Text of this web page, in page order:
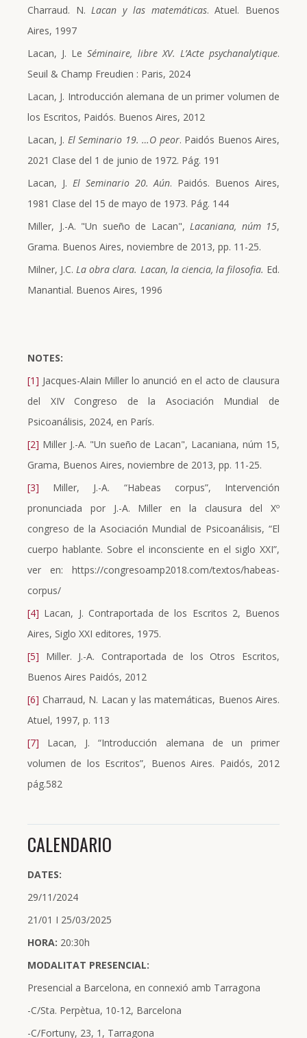
Charraud. N.Lacan y las matemáticas. Atuel. Buenos
Aires, 1997
Lacan, J. LeSéminaire, libre XV. L’Acte psychanalytique.
Seuil & Champ Freudien : Paris, 2024
Lacan, J. Introducción alemana de un primer volumen de
los Escritos, Paidós. Buenos Aires, 2012
Lacan, J. El Seminario 19. …O peor. Paidós Buenos Aires,
2021 Clase del 1 de junio de 1972. Pág. 191
Lacan, J. El Seminario 20. Aún. Paidós. Buenos Aires,
1981 Clase del 15 de mayo de 1973. Pág. 144
Miller, J.-A. "Un sueño de Lacan", Lacaniana, núm 15,
Grama. Buenos Aires, noviembre de 2013, pp. 11-25.
Milner, J.C.La obra clara. Lacan, la ciencia, la filosofia. Ed.
Manantial. Buenos Aires, 1996
NOTES:
[1] Jacques-Alain Miller lo anunció en el acto de clausura
del XIV Congreso de la Asociación Mundial de
Psicoanálisis, 2024, en París.
[2] Miller J.-A. "Un sueño de Lacan", Lacaniana, núm 15,
Grama, Buenos Aires, noviembre de 2013, pp. 11-25.
[3] Miller, J.-A. “Habeas corpus”, Intervención
pronunciada por J.-A. Miller en la clausura del Xº
congreso de la Asociación Mundial de Psicoanálisis, “El
cuerpo hablante. Sobre el inconsciente en el siglo XXI”,
ver en: https://congresoamp2018.com/textos/habeas-
corpus/
[4] Lacan, J. Contraportada de los Escritos 2, Buenos
Aires, Siglo XXI editores, 1975.
[5] Miller. J.-A. Contraportada de los Otros Escritos,
Buenos Aires Paidós, 2012
[6] Charraud, N. Lacan y las matemáticas, Buenos Aires.
Atuel, 1997, p. 113
[7] Lacan, J. “Introducción alemana de un primer
volumen de los Escritos”, Buenos Aires. Paidós, 2012
pág.582
CALENDARIO
DATES:
29/11/2024
21/01 I 25/03/2025
HORA: 20:30h
MODALITAT PRESENCIAL:
Presencial a Barcelona, en connexió amb Tarragona
-C/Sta. Perpètua, 10-12, Barcelona
-C/Fortuny, 23, 1, Tarragona